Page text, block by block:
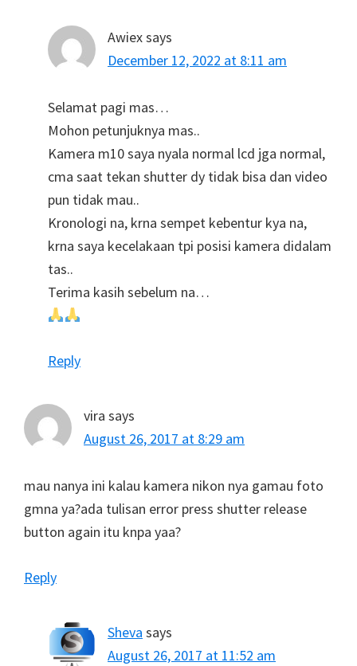
Awiexsays
December 12, 2022 at 8:11 am
Selamat pagi mas…
Mohon petunjuknya mas..
Kamera m10 saya nyala normal lcd jga normal,
cma saat tekan shutter dy tidak bisa dan video
pun tidak mau..
Kronologi na, krna sempet kebentur kya na,
krna saya kecelakaan tpi posisi kamera didalam
tas..
Terima kasih sebelum na…
Reply
vira says
August 26, 2017 at 8:29 am
mau nanya ini kalau kamera nikon nya gamau foto
gmna ya?ada tulisan error press shutter release
button again itu knpa yaa?
Reply
Sheva says
August 26, 2017 at 11:52 am